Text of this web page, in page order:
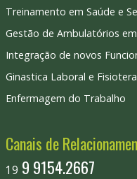
Treinamento em Saúde e
Gestão de Ambulatórios
Integração de novos
Ginastica Laboral e
Enfermagem do Trabalho
Canais de
19 9 9154.2667